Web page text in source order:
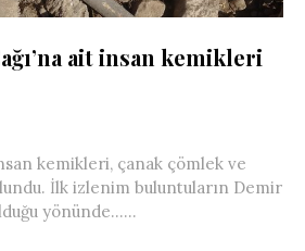
ait insan kemikleri
kemikleri, çanak çömlek ve
İlk izlenim buluntuların Demir
yönünde…...